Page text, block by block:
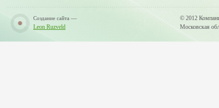
Создание сайта —
Leon Ruzveld
© 2012
Московская